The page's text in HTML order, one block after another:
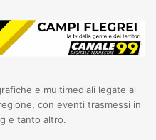
e multimediali legate al
con eventi trasmessi in
e tanto altro.